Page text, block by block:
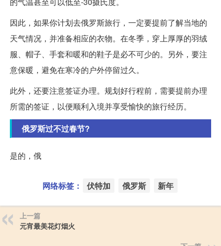
因此，如果你计划去俄罗斯旅行，一定要提前了解当地的
天气情况，并准备相应的衣物。在冬季，穿上厚厚的羽绒
服、帽子、手套和暖和的鞋子是必不可少的。另外，要注
意保暖，避免在寒冷的户外停留过久。
此外，还要注意签证办理。规划好行程前，需要提前办理
所需的签证，以便顺利入境并享受愉快的旅行经历。
俄罗斯过不过春节?
是的，俄
网络标签： 伏特加 俄罗斯 新年
上一篇
元宵最美花灯烟火